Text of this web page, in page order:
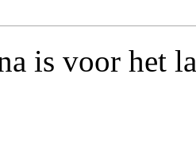
is voor het